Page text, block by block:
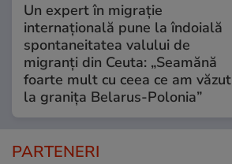
Un expert în migrație
internațională pune la îndoială
spontaneitatea valului de
migranți din Ceuta: „Seamănă
foarte mult cu ceea ce am văzut
la granița Belarus-Polonia”
PARTENERI